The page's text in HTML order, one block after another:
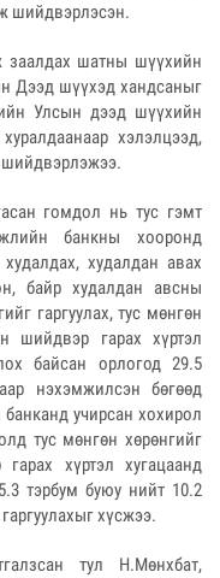
шийдвэрлэсэн.
шатны шүүхийн
Дээд шүүхэд хандсаныг
Улсын дээд шүүхийн
хэлэлцээд,
шийдвэрлэжээ.
гомдол нь тус гэмт
банкны хооронд
худалдан авах
байр худалдан авсны
гаргуулах, тус мөнгөн
шийдвэр гарах хүртэл
байсан орлогод 29.5
нэхэмжилсэн бөгөөд
учирсан хохирол
тус мөнгөн хөрөнгийг
хүртэл хугацаанд
тэрбум буюу нийт 10.2
хүсжээ.
тул Н.Мөнхбат,